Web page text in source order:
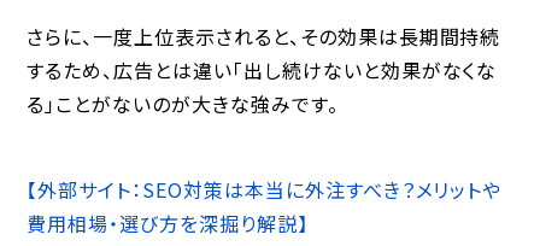
さらに、一度上位表示されると、その効果は長期間持続
するため、広告とは違い「出し続けないと効果がなくな
る」ことがないのが大きな強みです。
【外部サイト：SEO対策は本当に外注すべき？メリットや
費用相場・選び方を深掘り解説】